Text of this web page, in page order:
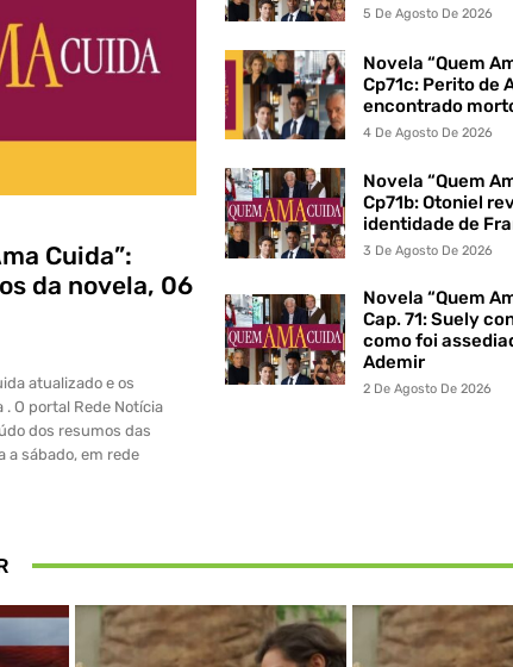
Cuida”:
da novela, 06
atualizado e os
O portal Rede Notícia
dos resumos das
a sábado, em rede
5 De Agosto De 2026
Novela “Quem
Cp71c: Perito de
encontrado
4 De Agosto De 2026
Novela “Quem
Cp71b: Otoniel
identidade de
3 De Agosto De 2026
Novela “Quem
Cap. 71: Suely
como foi
Ademir
2 De Agosto De 2026